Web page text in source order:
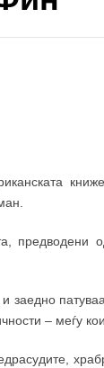
предводени
заедно
– меѓу